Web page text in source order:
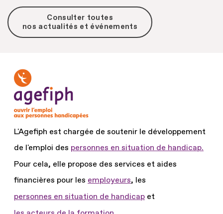
Consulter toutes
nos actualités et événements
L'Agefiph est chargée de soutenir le développement
de l'emploi des personnes en situation de handicap.
Pour cela, elle propose des services et aides
financières pour les employeurs, les
personnes en situation de handicap et